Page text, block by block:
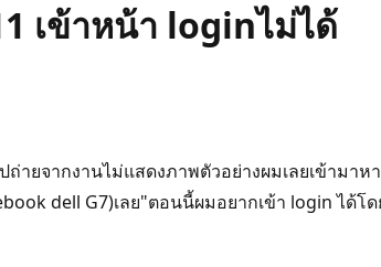
เข้าหน้า loginไม่ได้
ายจากงานไม่แสดงภาพตัวอย่างผมเลยเข้ามา
dell G7)เลย"ตอนนี้ผมอยากเข้า login ได้